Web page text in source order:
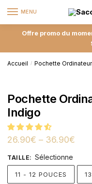
MENU
Offre promo du
Accueil / Pochette
Pochette
Indigo
26.90€ – 36.90€
TAILLE: Sélectionne
11 - 12 POUCES